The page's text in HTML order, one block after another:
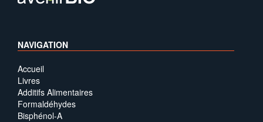
NAVIGATION
Accueil
Livres
Additifs Alimentaires
Formaldéhydes
Bisphénol-A